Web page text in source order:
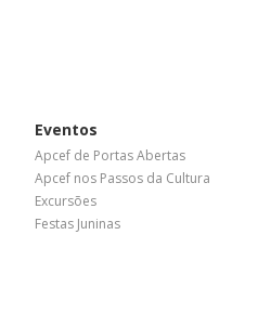
Eventos
Apcef de Portas Abertas
Apcef nos Passos da Cultura
Excursões
Festas Juninas